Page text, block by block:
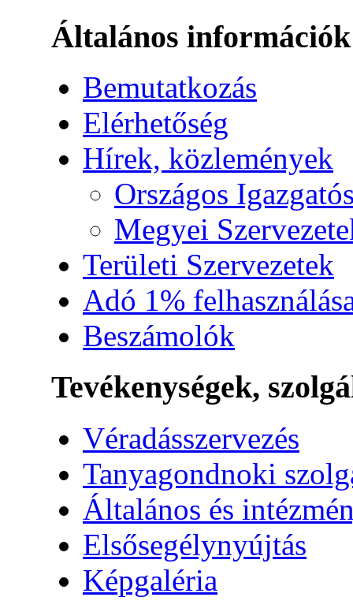
Általános információk
Bemutatkozás
Elérhetőség
Hírek, közlemények
Országos
Megyei
Területi Szervezetek
Adó 1%
Beszámolók
Tevékenységek,
Véradásszervezés
Tanyagondnoki
Általános és
Elsősegélynyújtás
Képgaléria